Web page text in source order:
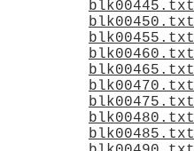
blk00445.txt
blk00450.txt
blk00455.txt
blk00460.txt
blk00465.txt
blk00470.txt
blk00475.txt
blk00480.txt
blk00485.txt